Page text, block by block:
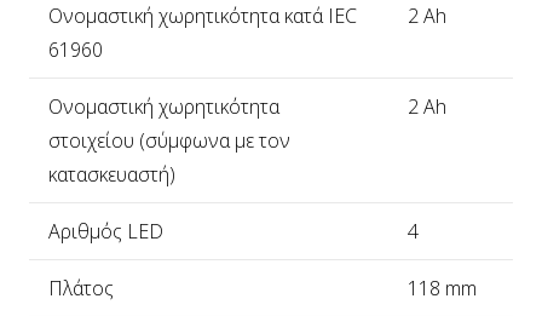
Ονομαστική χωρητικότητα κατά IEC
61960
2 Ah
Ονομαστική χωρητικότητα
στοιχείου (σύμφωνα με τον
κατασκευαστή)
2 Ah
Αριθμός LED 4
Πλάτος 118 mm